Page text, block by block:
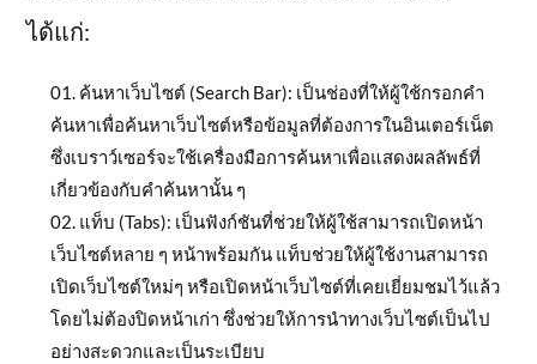
ได้แก่:
ค้นหาเว็บไซต์ (Search Bar): เป็นช่องที่ให้ผู้ใช้กรอกคำ
ค้นหาเพื่อค้นหาเว็บไซต์หรือข้อมูลที่ต้องการในอินเตอร์เน็ต
ซึ่งเบราว์เซอร์จะใช้เครื่องมือการค้นหาเพื่อแสดงผลลัพธ์ที่
เกี่ยวข้องกับคำค้นหานั้น ๆ
แท็บ (Tabs): เป็นฟังก์ชันที่ช่วยให้ผู้ใช้สามารถเปิดหน้า
เว็บไซต์หลาย ๆ หน้าพร้อมกัน แท็บช่วยให้ผู้ใช้งานสามารถ
เปิดเว็บไซต์ใหม่ๆ หรือเปิดหน้าเว็บไซต์ที่เคยเยี่ยมชมไว้แล้ว
โดยไม่ต้องปิดหน้าเก่า ซึ่งช่วยให้การนำทางเว็บไซต์เป็นไป
อย่างสะดวกและเป็นระเบียบ